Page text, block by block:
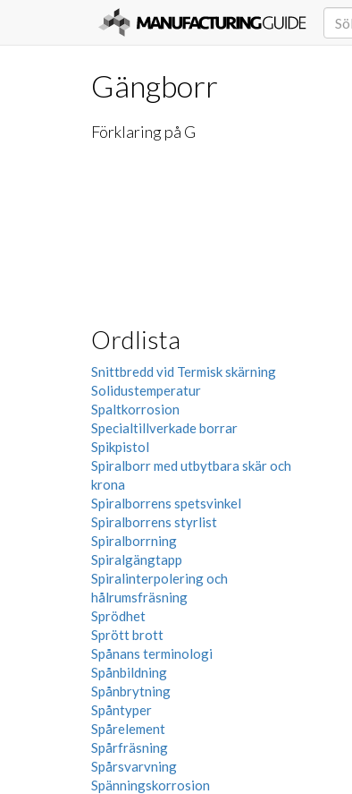
Gängborr
Förklaring på G
Ordlista
Snittbredd vid Termisk skärning
Solidustemperatur
Spaltkorrosion
Specialtillverkade borrar
Spikpistol
Spiralborr med utbytbara skär och
krona
Spiralborrens spetsvinkel
Spiralborrens styrlist
Spiralborrning
Spiralgängtapp
Spiralinterpolering och
hålrumsfräsning
Sprödhet
Sprött brott
Spånans terminologi
Spånbildning
Spånbrytning
Spåntyper
Spårelement
Spårfräsning
Spårsvarvning
Spänningskorrosion